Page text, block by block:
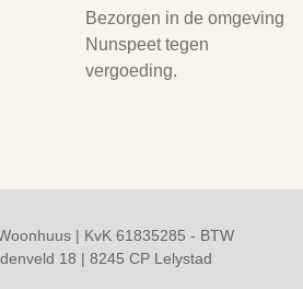
Bezorgen in de omgeving
Nunspeet tegen
vergoeding.
| KvK 61835285 - BTW
18 | 8245 CP Lelystad